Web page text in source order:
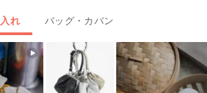
れ バッグ・カバン